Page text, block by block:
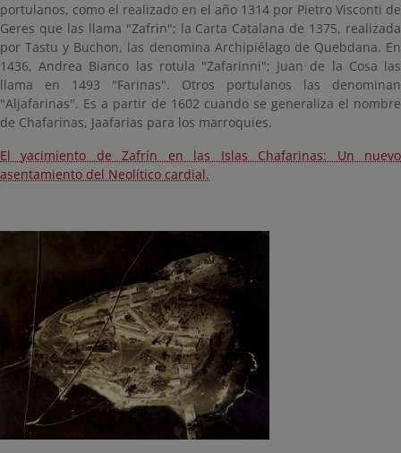
portulanos, como el realizado en el año 1314 por Pietro Visconti de
Geres que las llama "Zafrin"; la Carta Catalana de 1375, realizada
por Tastu y Buchon, las denomina Archipiélago de Quebdana. En
1436, Andrea Bianco las rotula "Zafarinni"; Juan de la Cosa las
llama en 1493 "Farinas". Otros portulanos las denominan
"Aljafarinas". Es a partir de 1602 cuando se generaliza el nombre
de Chafarinas, Jaafarias para los marroquies.
El yacimiento de Zafrín en las Islas Chafarinas: Un nuevo
asentamiento del Neolítico cardial.